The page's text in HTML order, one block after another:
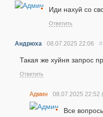
Иди нахуй со
Ответить
Андрюха 08.07.2025 22:06 #
Такая же хуйня запрос
Ответить
Админ 08.07.2025 22:52
Все